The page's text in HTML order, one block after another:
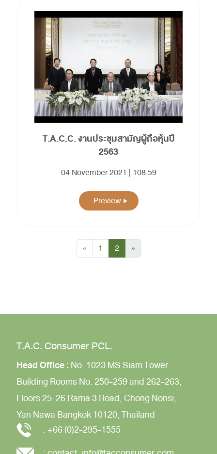
T.A.C.C. งานประชุมสามัญผู้ถือหุ้นปี
2563
04 November 2021 | 108.59
Preview
« 1 2 »
T.A.C. Consumer PCL.
Head Office : No. 1023 MS Siam Tower
Building Rooms No. 250-259 and 262-263,
Floors 25-26Rama 3 Road, Chong Nonsi,
Yan Nawa Bangkok 10120, Thailand
:+66 (0)2-295-1555